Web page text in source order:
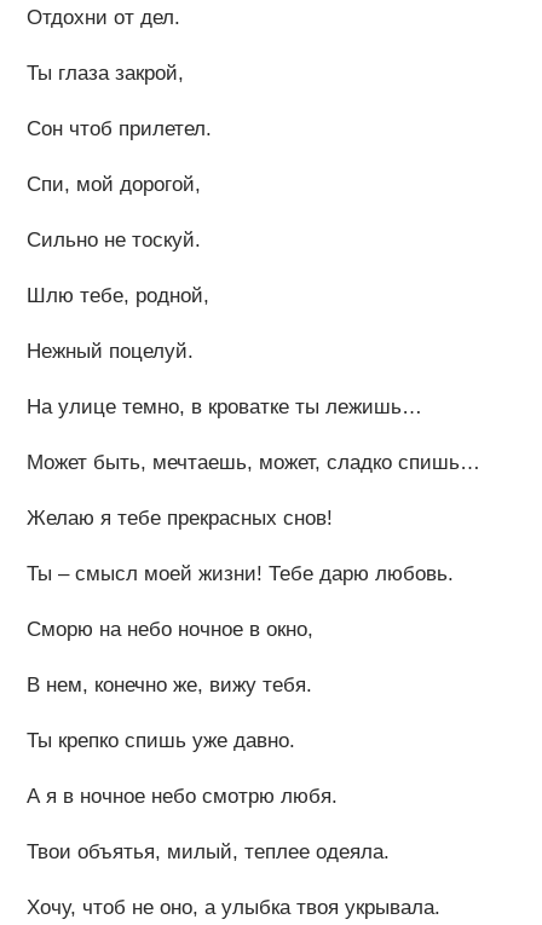
Отдохни от дел.
Ты глаза закрой,
Сон чтоб прилетел.
Спи, мой дорогой,
Сильно не тоскуй.
Шлю тебе, родной,
Нежный поцелуй.
На улице темно, в кроватке ты лежишь…
Может быть, мечтаешь, может, сладко спишь…
Желаю я тебе прекрасных снов!
Ты – смысл моей жизни! Тебе дарю любовь.
Сморю на небо ночное в окно,
В нем, конечно же, вижу тебя.
Ты крепко спишь уже давно.
А я в ночное небо смотрю любя.
Твои объятья, милый, теплее одеяла.
Хочу, чтоб не оно, а улыбка твоя укрывала.